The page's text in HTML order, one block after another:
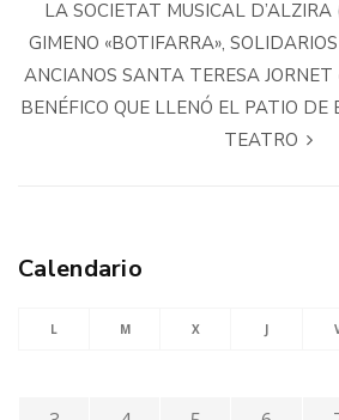
LA SOCIETAT MUSICAL D’ALZIRA
GIMENO «BOTIFARRA»,
ANCIANOS SANTA TERESA JORNET
BENÉFICO QUE LLENÓ EL PATIO
TEATRO
Calendario
L M X J